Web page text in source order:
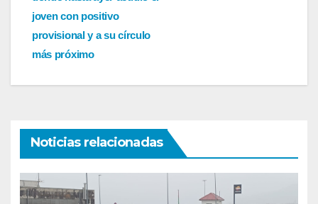
joven con positivo
provisional y a su círculo
más próximo
Noticias relacionadas